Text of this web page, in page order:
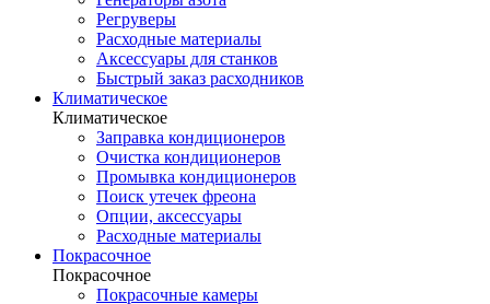
Регруверы
Расходные материалы
Аксессуары для станков
Быстрый заказ расходников
Климатическое
Климатическое
Заправка кондиционеров
Очистка кондиционеров
Промывка кондиционеров
Поиск утечек фреона
Опции, аксессуары
Расходные материалы
Покрасочное
Покрасочное
Покрасочные камеры